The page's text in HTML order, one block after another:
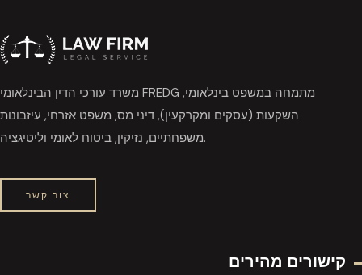
משרד עורכי הדין הבינלאומי FREDG מתמחה במשפט בינלאומי,
השקעות (עסקים ומקרקעין), דיני מס, משפט אזרחי, עיזבונות
משפחתיים, נזיקין, ביטוח לאומי וליטיגציה.
צור קשר
קישורים מהירים